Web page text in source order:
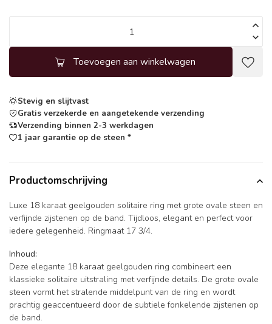
Toevoegen aan winkelwagen
Stevig en slijtvast
Gratis verzekerde en aangetekende verzending
Verzending binnen 2-3 werkdagen
1 jaar garantie op de steen *
Productomschrijving
Luxe 18 karaat geelgouden solitaire ring met grote ovale steen en
verfijnde zijstenen op de band. Tijdloos, elegant en perfect voor
iedere gelegenheid. Ringmaat 17 3/4.
Inhoud:
Deze elegante 18 karaat geelgouden ring combineert een
klassieke solitaire uitstraling met verfijnde details. De grote ovale
steen vormt het stralende middelpunt van de ring en wordt
prachtig geaccentueerd door de subtiele fonkelende zijstenen op
de band.